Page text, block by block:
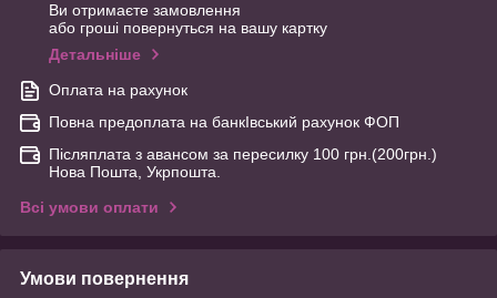
Ви отримаєте замовлення
або гроші повернуться на вашу картку
Детальніше
Оплата на рахунок
Повна предоплата на банкІвський рахунок ФОП
Післяплата з авансом за пересилку 100 грн.(200грн.)
Нова Пошта, Укрпошта.
Всі умови оплати
Умови повернення